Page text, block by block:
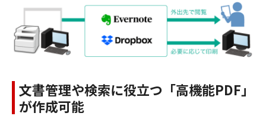
文書管理や検索に役立つ「高機能PDF」
が作成可能